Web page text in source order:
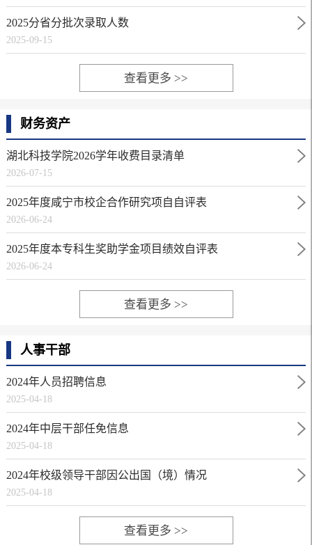
2025分省分批次录取人数
2025-09-15
查看更多 >>
财务资产
湖北科技学院2026学年收费目录清单
2026-07-15
2025年度咸宁市校企合作研究项自自评表
2026-06-24
2025年度本专科生奖助学金项目绩效自评表
2026-06-24
查看更多 >>
人事干部
2024年人员招聘信息
2025-04-18
2024年中层干部任免信息
2025-04-18
2024年校级领导干部因公出国（境）情况
2025-04-18
查看更多 >>